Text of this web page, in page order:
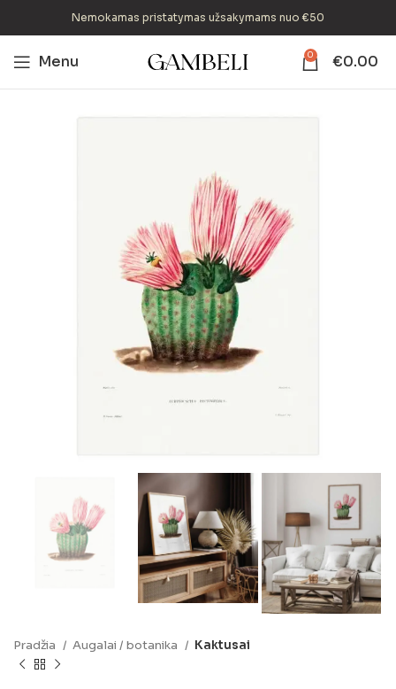
Nemokamas pristatymas užsakymams nuo €50
Menu 0 €0.00
Pradžia Augalai / botanika Kaktusai